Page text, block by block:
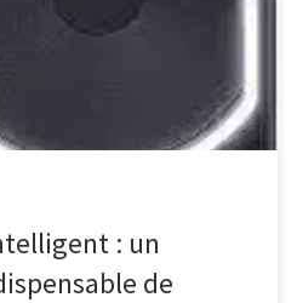
a révolutionné notre façon de
: un
de